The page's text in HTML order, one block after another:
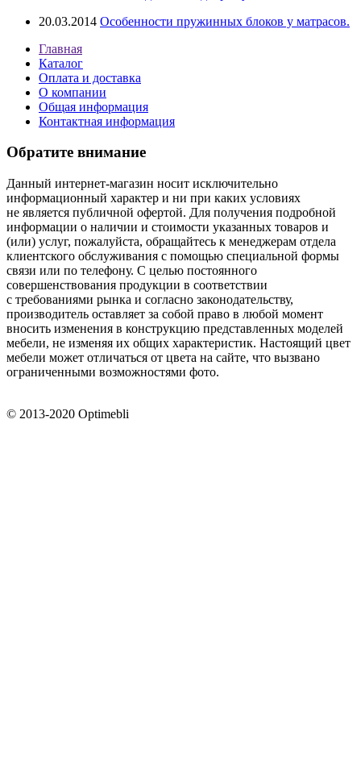
20.03.2014 Особенности пружинных блоков у матрасов.
Главная
Каталог
Оплата и доставка
О компании
Общая информация
Контактная информация
Обратите внимание
Данный интернет-магазин носит исключительно
информационный характер и ни при каких условиях
не является публичной офертой. Для получения подробной
информации о наличии и стоимости указанных товаров и
(или) услуг, пожалуйста, обращайтесь к менеджерам отдела
клиентского обслуживания с помощью специальной формы
связи или по телефону. С целью постоянного
совершенствования продукции в соответствии
с требованиями рынка и согласно законодательству,
производитель оставляет за собой право в любой момент
вносить изменения в конструкцию представленных моделей
мебели, не изменяя их общих характеристик. Настоящий цвет
мебели может отличаться от цвета на сайте, что вызвано
ограниченными возможностями фото.
© 2013-2020 Optimebli